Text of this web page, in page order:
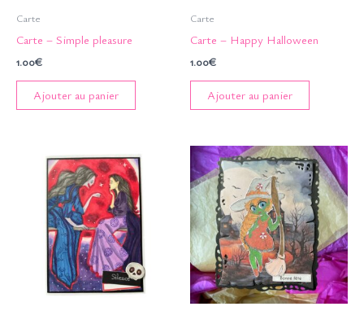
Carte
Carte – Simple pleasure
1.00€
Ajouter au panier
Carte
Carte – Happy Halloween
1.00€
Ajouter au panier